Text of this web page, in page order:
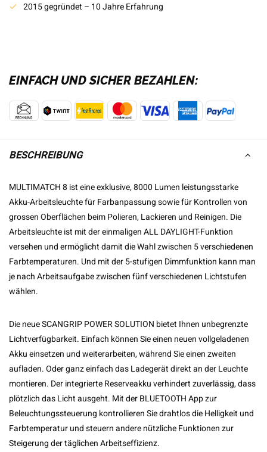
2015 gegründet – 10 Jahre Erfahrung
EINFACH UND SICHER BEZAHLEN:
BESCHREIBUNG
MULTIMATCH 8 ist eine exklusive, 8000 Lumen leistungsstarke
Akku-Arbeitsleuchte für Farbanpassung sowie für Kontrollen von
grossen Oberflächen beim Polieren, Lackieren und Reinigen. Die
Arbeitsleuchte ist mit der einmaligen ALL DAYLIGHT-Funktion
versehen und ermöglicht damit die Wahl zwischen 5 verschiedenen
Farbtemperaturen. Und mit der 5-stufigen Dimmfunktion kann man
je nach Arbeitsaufgabe zwischen fünf verschiedenen Lichtstufen
wählen.
Die neue SCANGRIP POWER SOLUTION bietet Ihnen unbegrenzte
Lichtverfügbarkeit. Einfach können Sie einen neuen vollgeladenen
Akku einsetzen und weiterarbeiten, während Sie einen zweiten
aufladen. Oder ganz einfach das Ladegerät direkt an der Leuchte
montieren. Der integrierte Reserveakku verhindert zuverlässig, dass
plötzlich das Licht ausgeht. Mit der BLUETOOTH App zur
Beleuchtungssteuerung kontrollieren Sie drahtlos die Helligkeit und
Farbtemperatur und steuern andere nützliche Funktionen zur
Steigerung der täglichen Arbeitseffizienz.